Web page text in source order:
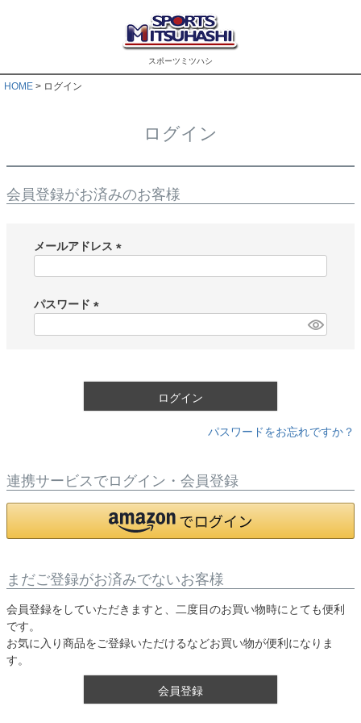
スポーツミツハシ
HOME ログイン
ログイン
会員登録がお済みのお客様
メールアドレス
)
パスワード
ログイン
パスワードをお忘れですか？
連携サービスでログイン・会員登録
まだご登録がお済みでないお客様
会員登録をしていただきますと、二度目のお買い物時にとても便利
です。
お気に入り商品をご登録いただけるなどお買い物が便利になりま
す。
会員登録